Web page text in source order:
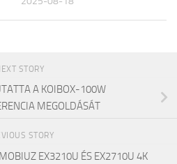
STORY
A KOIBOX-100W
MEGOLDÁSÁT
STORY
EX3210U ÉS EX2710U 4K